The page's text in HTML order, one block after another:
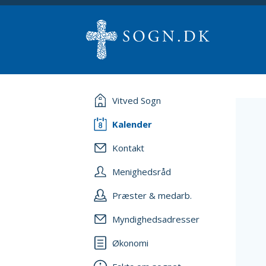
Vitved Sogn
Kalender
Kontakt
Menighedsråd
Præster & medarb.
Myndighedsadresser
Økonomi